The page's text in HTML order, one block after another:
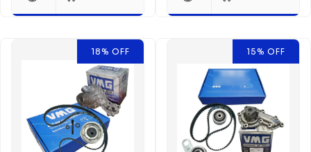
18% OFF 15% OFF